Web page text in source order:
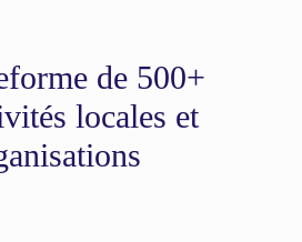
de 500+
locales et